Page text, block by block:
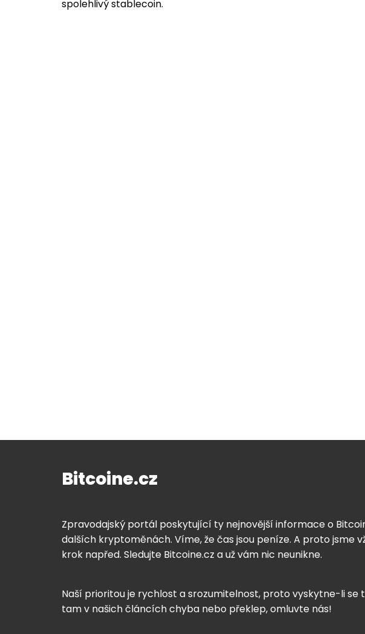
spolehlivý stablecoin.
Bitcoine.cz
Zpravodajský portál poskytující ty nejnovější informace o
dalších kryptoměnách. Víme, že čas jsou peníze. A proto jsme
krok napřed. Sledujte Bitcoine.cz a už vám nic neunikne.
Naší prioritou je rychlost a srozumitelnost, proto vyskytne-li se
tam v našich článcích chyba nebo překlep, omluvte nás!